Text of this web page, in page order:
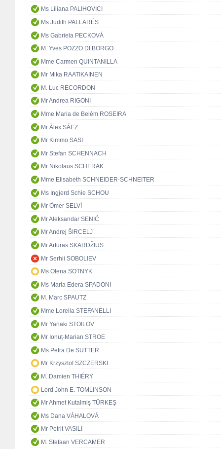
Ms Liliana PALIHOVICI
Ms Judith PALLARÉS
Ms Gabriela PECKOVÁ
M. Yves POZZO DI BORGO
Mme Carmen QUINTANILLA
Mr Mika RAATIKAINEN
M. Luc RECORDON
Mr Andrea RIGONI
Mme Maria de Belém ROSEIRA
Mr Àlex SÁEZ
Mr Kimmo SASI
Mr Stefan SCHENNACH
Mr Nikolaus SCHERAK
Mme Elisabeth SCHNEIDER-SCHNEITER
Ms Ingjerd Schie SCHOU
Mr Ömer SELVİ
Mr Aleksandar SENIĆ
Mr Andrej ŠIRCELJ
Mr Arturas SKARDŽIUS
Mr Serhii SOBOLIEV
Ms Olena SOTNYK
Ms Maria Edera SPADONI
M. Marc SPAUTZ
Mme Lorella STEFANELLI
Mr Yanaki STOILOV
Mr Ionuț-Marian STROE
Ms Petra De SUTTER
Mr Krzysztof SZCZERSKI
M. Damien THIÉRY
Lord John E. TOMLINSON
Mr Ahmet Kutalmiş TÜRKEŞ
Ms Dana VÁHALOVÁ
Mr Petrit VASILI
M. Stefaan VERCAMER